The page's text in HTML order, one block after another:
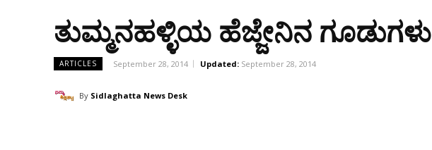
ತುಮ್ಮನಹಳ್ಳಿಯ ಹೆಜ್ಜೇನಿನ ಗೂಡುಗಳು
ARTICLES September 28, 2014 Updated: September 28, 2014
By Sidlaghatta News Desk